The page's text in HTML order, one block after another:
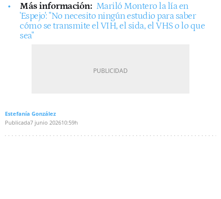
Más información: Mariló Montero la lía en
'Espejo': "No necesito ningún estudio para saber
cómo se transmite el VIH, el sida, el VHS o lo que
sea"
Estefanía González
Publicada7 junio 202610:59h